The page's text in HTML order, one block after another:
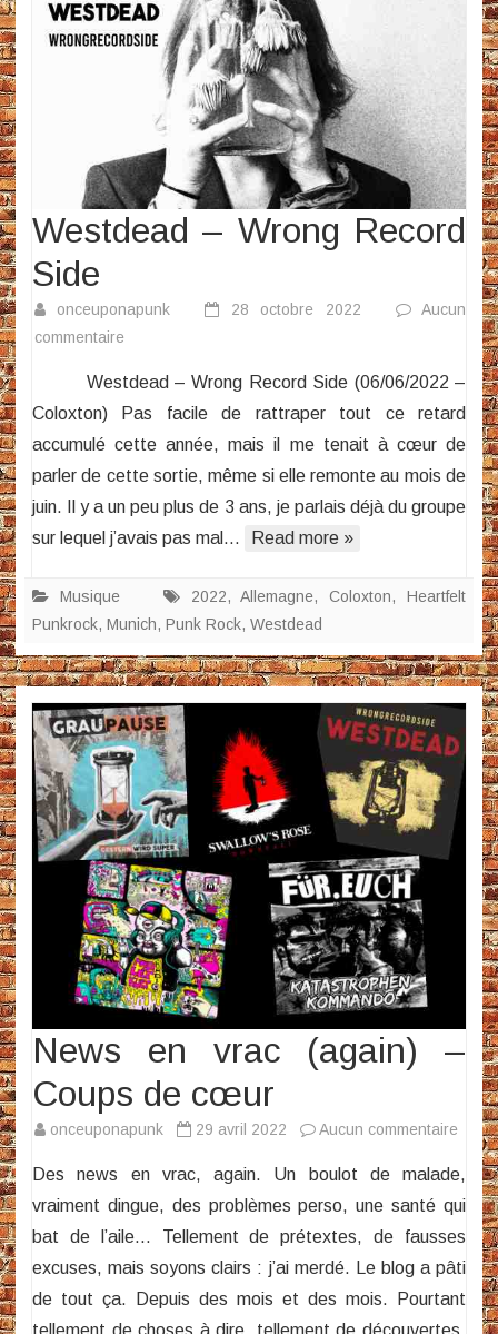
Westdead – Wrong Record
Side
onceuponapunk 28 octobre 2022
Aucun
commentaire
–
Wrong
Record
Side
Westdead – Wrong Record Side (06/06/2022 –
Coloxton) Pas facile de rattraper tout ce retard
accumulé cette année, mais il me tenait à cœur de
parler de cette sortie, même si elle remonte au mois de
juin. Il y a un peu plus de 3 ans, je parlais déjà du groupe
sur lequel j’avais pas mal…
Read more »
Musique 2022,Allemagne,Coloxton,Heartfelt
Punkrock, Munich, Punk Rock, Westdead
News en vrac (again) –
Coups de cœur
onceuponapunk 29 avril 2022 Aucun commentaire
News
en
vrac
–
de
Des news en vrac, again. Un boulot de malade,
vraiment dingue, des problèmes perso, une santé qui
bat de l’aile… Tellement de prétextes, de fausses
excuses, mais soyons clairs : j’ai merdé. Le blog a pâti
de tout ça. Depuis des mois et des mois. Pourtant
tellement de choses à dire, tellement de découvertes,